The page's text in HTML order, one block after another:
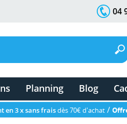
04
Planning Blog
en 3 x sans fraisdès 70€ d'achat /